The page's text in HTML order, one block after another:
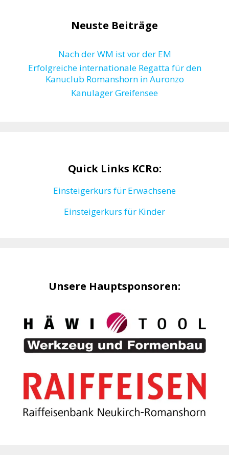
Neuste Beiträge
Nach der WM ist vor der EM
Erfolgreiche internationale Regatta für den
Kanuclub Romanshorn in Auronzo
Kanulager Greifensee
Quick Links KCRo:
Einsteigerkurs für Erwachsene
Einsteigerkurs für Kinder
Unsere Hauptsponsoren: